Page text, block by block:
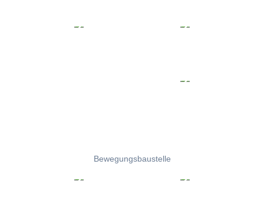
Bewegungsbaustelle